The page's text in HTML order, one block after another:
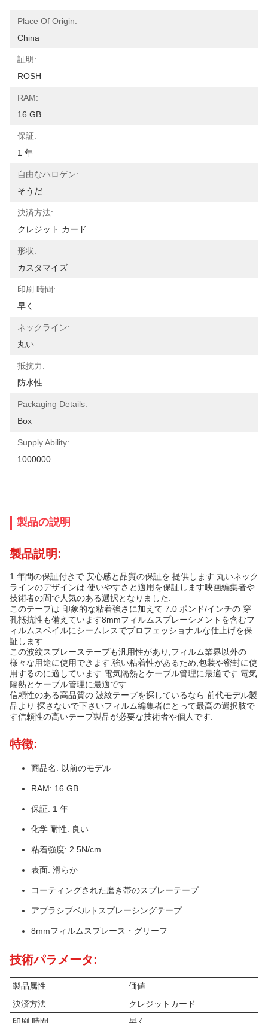
Place Of Origin:
China
証明:
ROSH
RAM:
16 GB
保証:
1 年
自由なハロゲン:
そうだ
決済方法:
クレジット カード
形状:
カスタマイズ
印刷 時間:
早く
ネックライン:
丸い
抵抗力:
防水性
Packaging Details:
Box
Supply Ability:
1000000
製品の説明
製品説明:
1 年間の保証付きで 安心感と品質の保証を 提供します 丸いネック
ラインのデザインは 使いやすさと適用を保証します映画編集者や
技術者の間で人気のある選択となりました.
このテープは 印象的な粘着強さに加えて 7.0 ポンド/インチの 穿
孔抵抗性も備えています8mmフィルムスプレーシメントを含むフ
ィルムスペイルにシームレスでプロフェッショナルな仕上げを保
証します
この波紋スプレーステープも汎用性があり,フィルム業界以外の
様々な用途に使用できます.強い粘着性があるため,包装や密封に使
用するのに適しています.電気隔熱とケーブル管理に最適です 電気
隔熱とケーブル管理に最適です
信頼性のある高品質の 波紋テープを探しているなら 前代モデル製
品より 探さないで下さいフィルム編集者にとって最高の選択肢で
す信頼性の高いテープ製品が必要な技術者や個人です.
特徴:
商品名: 以前のモデル
RAM: 16 GB
保証: 1 年
化学 耐性: 良い
粘着強度: 2.5N/cm
表面: 滑らか
コーティングされた磨き帯のスプレーテープ
アブラシブベルトスプレーシングテープ
8mmフィルムスプレース・グリーフ
技術パラメータ:
製品属性
価値
決済方法
クレジットカード